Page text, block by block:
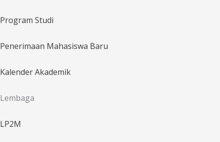
Program Studi
Penerimaan Mahasiswa Baru
Kalender Akademik
Lembaga
LP2M